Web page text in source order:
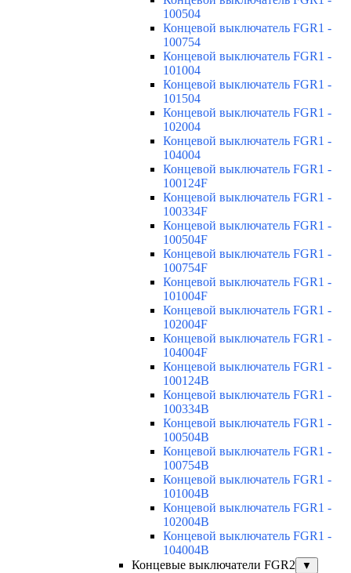
100504
Концевой выключатель FGR1 -
100754
Концевой выключатель FGR1 -
101004
Концевой выключатель FGR1 -
101504
Концевой выключатель FGR1 -
102004
Концевой выключатель FGR1 -
104004
Концевой выключатель FGR1 -
100124F
Концевой выключатель FGR1 -
100334F
Концевой выключатель FGR1 -
100504F
Концевой выключатель FGR1 -
100754F
Концевой выключатель FGR1 -
101004F
Концевой выключатель FGR1 -
102004F
Концевой выключатель FGR1 -
104004F
Концевой выключатель FGR1 -
100124B
Концевой выключатель FGR1 -
100334B
Концевой выключатель FGR1 -
100504B
Концевой выключатель FGR1 -
100754B
Концевой выключатель FGR1 -
101004B
Концевой выключатель FGR1 -
102004B
Концевой выключатель FGR1 -
104004B
Концевые выключатели FGR2
▼